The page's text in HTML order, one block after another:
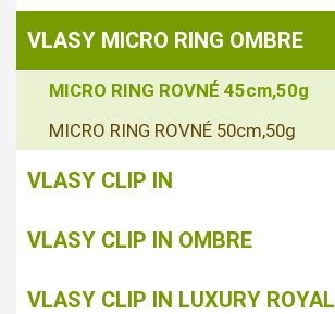
VLASY MICRO RING OMBRE
MICRO RING ROVNÉ 45cm,50g
MICRO RING ROVNÉ 50cm,50g
VLASY CLIP IN
VLASY CLIP IN OMBRE
VLASY CLIP IN LUXURY ROYAL